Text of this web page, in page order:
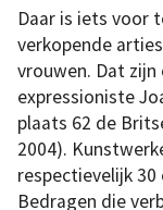
Daar is iets voor
verkopende
vrouwen. Dat zijn
expressioniste
plaats 62 de
2004).
respectievelijk
Bedragen die